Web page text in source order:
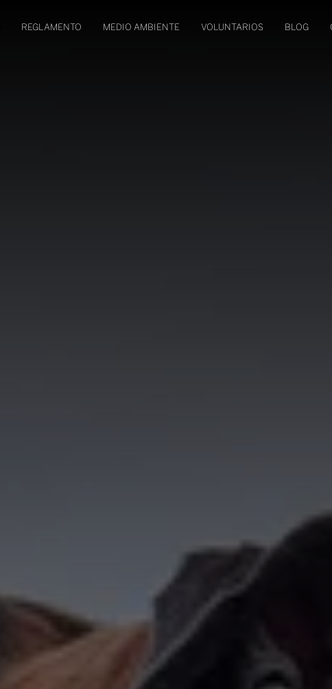
REGLAMENTO MEDIO AMBIENTE VOLUNTARIOS BLOG